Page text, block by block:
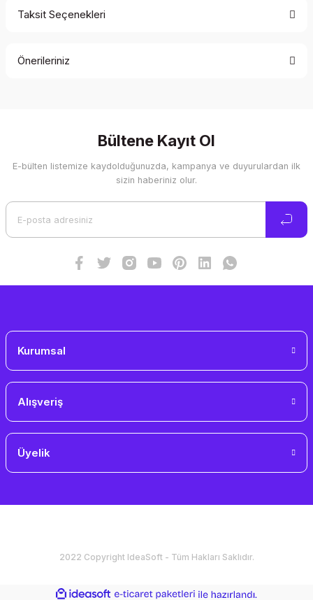
Taksit Seçenekleri
Önerileriniz
Görüş ve önerileriniz için teşekkür ederiz.
Ürün resmi kalitesiz, bozuk veya görüntülenemiyor.
Bültene Kayıt Ol
E-bülten listemize kaydolduğunuzda, kampanya ve duyurulardan ilk
sizin haberiniz olur.
Kurumsal
Alışveriş
Üyelik
2022 Copyright IdeaSoft - Tüm Hakları Saklıdır.
ideasoft e-